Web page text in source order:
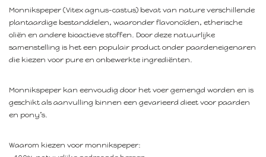
Monnikspeper (Vitex agnus-castus) bevat van nature verschillende
plantaardige bestanddelen, waaronder flavonoïden, etherische
oliën en andere bioactieve stoffen. Door deze natuurlijke
samenstelling is het een populair product onder paardeneigenaren
die kiezen voor pure en onbewerkte ingrediënten.
Monnikspeper kan eenvoudig door het voer gemengd worden en is
geschikt als aanvulling binnen een gevarieerd dieet voor paarden
en pony’s.
Waarom kiezen voor monnikspeper: